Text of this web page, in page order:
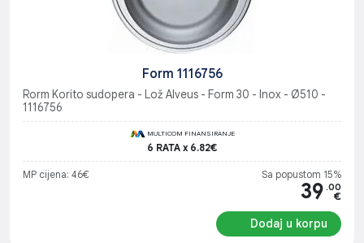
Form 1116756
Rorm Korito sudopera - Lož Alveus - Form 30 - Inox - Ø510 -
1116756
MULTICOM FINANSIRANJE
6 RATA x 6.82€
MP cijena: 46€ Sa popustom 15%
39 .00
€
Dodaj u korpu